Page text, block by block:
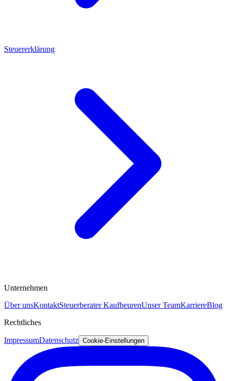
Steuererklärung
Unternehmen
Über unsKontaktSteuerberater KaufbeurenUnser TeamKarriereBlog
Rechtliches
ImpressumDatenschutz Cookie-Einstellungen